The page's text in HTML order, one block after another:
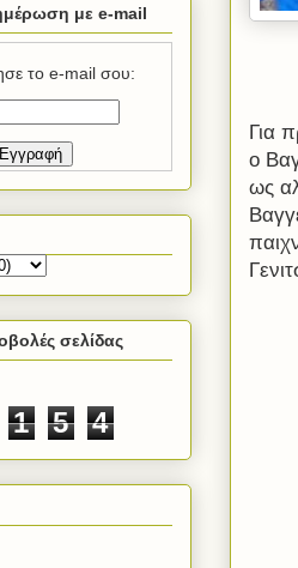
Για
ο
ως
με e-mail
το e-mail σου:
σελίδας
1 5
4